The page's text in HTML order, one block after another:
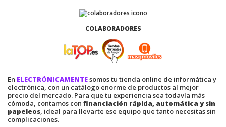
COLABORADORES
En ELECTRÓNICAMENTEsomos tu tienda online de informática y
electrónica, con un catálogo enorme de productos al mejor
precio del mercado. Para que tu experiencia sea todavía más
cómoda, contamos con financiación rápida, automática y sin
papeleos, ideal para llevarte ese equipo que tanto necesitas sin
complicaciones.